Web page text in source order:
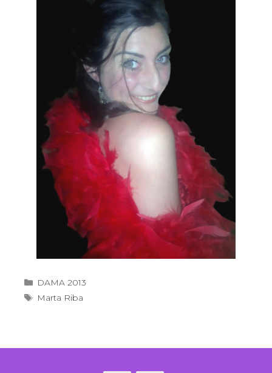
DAMA 2013
Marta Riba